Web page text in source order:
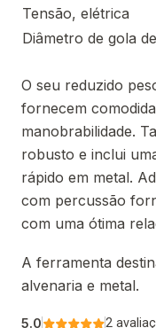
Tensão, elétrica
Diâmetro de gola
O seu reduzido
fornecem
manobrabilidade.
robusto e inclui
rápido em metal.
com percussão
com uma ótima
A ferramenta
alvenaria e metal.
5.0 2